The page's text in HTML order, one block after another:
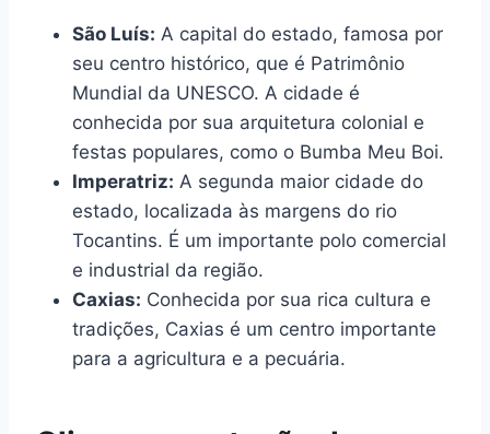
São Luís: A capital do estado, famosa por
seu centro histórico, que é Patrimônio
Mundial da UNESCO. A cidade é
conhecida por sua arquitetura colonial e
festas populares, como o Bumba Meu Boi.
Imperatriz: A segunda maior cidade do
estado, localizada às margens do rio
Tocantins. É um importante polo comercial
e industrial da região.
Caxias: Conhecida por sua rica cultura e
tradições, Caxias é um centro importante
para a agricultura e a pecuária.